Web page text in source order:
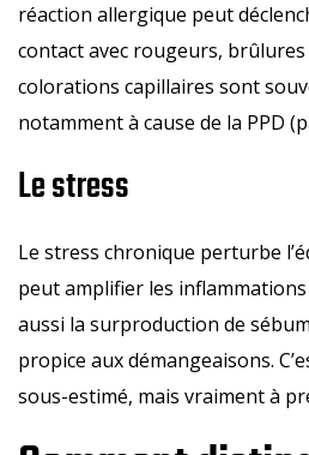
réaction allergique peut
contact avec rougeurs,
colorations capillaires sont
notamment à cause de la PPD
Le stress
Le stress chronique perturbe
peut amplifier les
aussi la surproduction de
propice aux démangeaisons.
sous-estimé, mais vraiment à